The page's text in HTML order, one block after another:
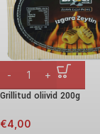
Grillitud oliivid 200g
€4,00